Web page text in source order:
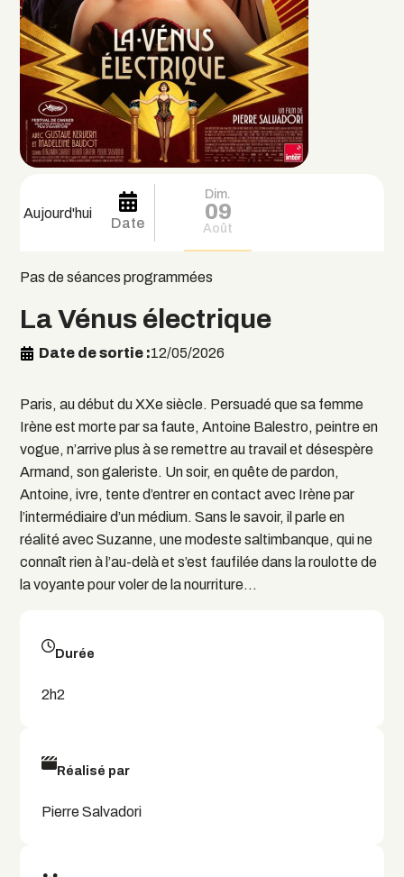
Aujourd'hui
Date
Dim.
09
Août
Pas de séances programmées
La Vénus électrique
Date de sortie 12/05/2026
Paris, au début du XXe siècle. Persuadé que sa femme
Irène est morte par sa faute, Antoine Balestro, peintre en
vogue, n’arrive plus à se remettre au travail et désespère
Armand, son galeriste. Un soir, en quête de pardon,
Antoine, ivre, tente d’entrer en contact avec Irène par
l’intermédiaire d’un médium. Sans le savoir, il parle en
réalité avec Suzanne, une modeste saltimbanque, qui ne
connaît rien à l’au-delà et s’est faufilée dans la roulotte de
la voyante pour voler de la nourriture…
Durée
2h2
Réalisé par
Pierre Salvadori